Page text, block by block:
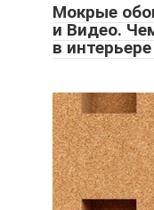
Мокрые
и Видео.
в